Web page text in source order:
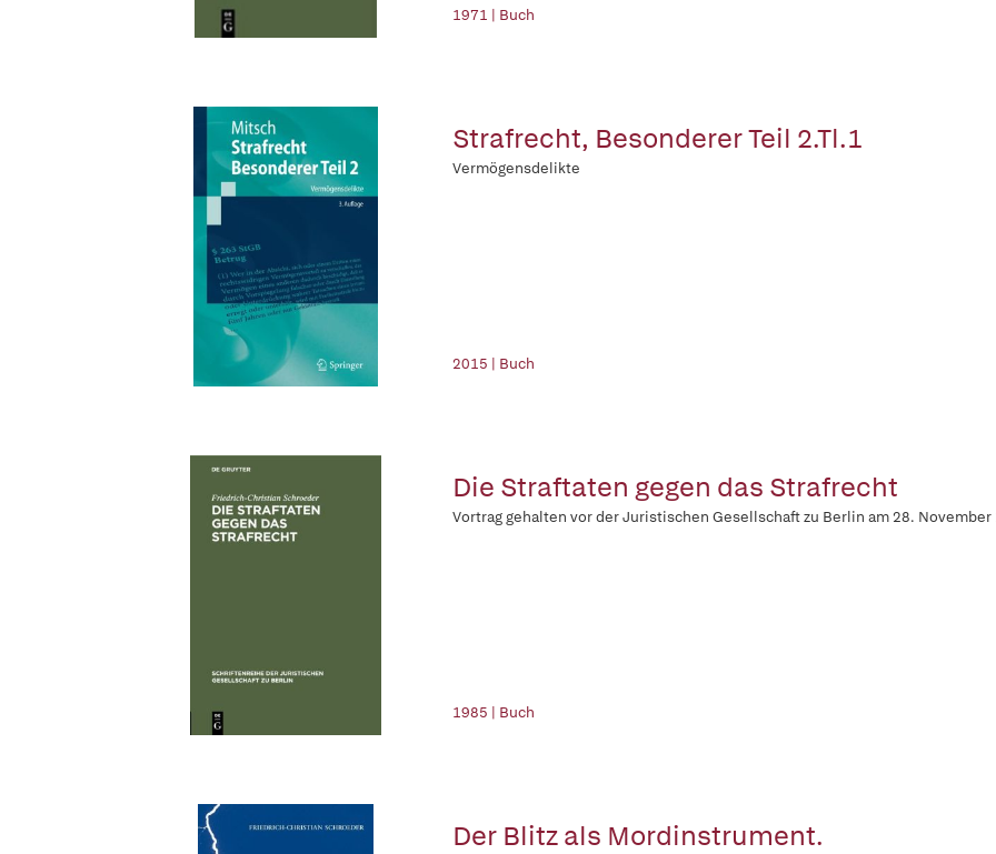
1971 | Buch
Strafrecht, Besonderer Teil 2.Tl.1
Vermögensdelikte
2015 | Buch
Die Straftaten gegen das Strafrecht
Vortrag gehalten vor der Juristischen Gesellschaft zu Berlin am 28. November
1985 | Buch
Der Blitz als Mordinstrument.